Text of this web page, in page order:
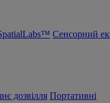
Сенсорний
дозвілля Портативні